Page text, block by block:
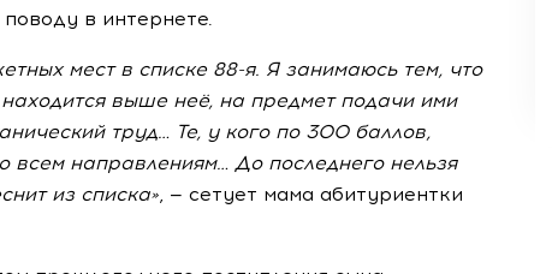
в интернете.
мест в списке 88-я. Я занимаюсь тем, что
выше неё, на предмет подачи ими
труд… Те, у кого по 300 баллов,
всем направлениям… До последнего нельзя
из списка», — сетует мама абитуриентки